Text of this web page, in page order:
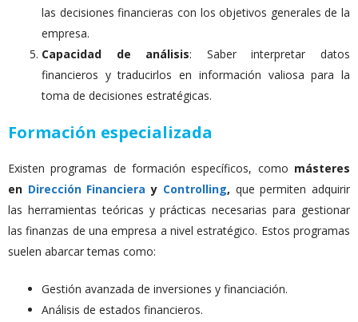
las decisiones financieras con los objetivos generales de la
empresa.
Capacidad de análisis: Saber interpretar datos
financieros y traducirlos en información valiosa para la
toma de decisiones estratégicas.
Formación especializada
Existen programas de formación específicos, como másteres
en Dirección Financiera y Controlling, que permiten adquirir
las herramientas teóricas y prácticas necesarias para gestionar
las finanzas de una empresa a nivel estratégico. Estos programas
suelen abarcar temas como:
Gestión avanzada de inversiones y financiación.
Análisis de estados financieros.